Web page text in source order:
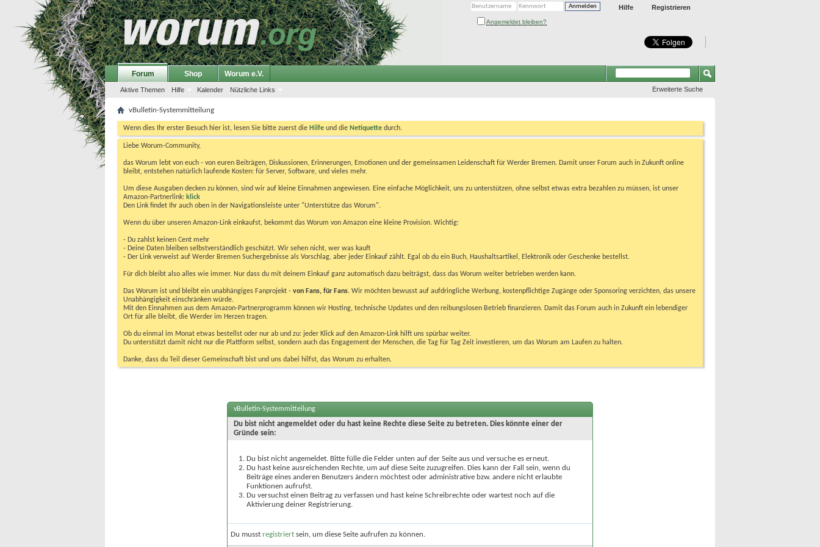
Registrieren
Hilfe
Angemeldet bleiben?
Forum
Aktive Themen Hilfe Kalender Nützliche Links
Shop Worum e.V.
Erweiterte Suche
vBulletin-Systemmitteilung
Wenn dies Ihr erster Besuch hier ist, lesen Sie bitte zuerst die Hilfe und die Netiquette durch.
Liebe Worum-Community,
das Worum lebt von euch - von euren Beiträgen, Diskussionen, Erinnerungen, Emotionen und der gemeinsamen Leidenschaft für Werder Bremen. Damit unser Forum auch in Zukunft online
bleibt, entstehen natürlich laufende Kosten: für Server, Software, und vieles mehr.
Um diese Ausgaben decken zu können, sind wir auf kleine Einnahmen angewiesen. Eine einfache Möglichkeit, uns zu unterstützen, ohne selbst etwas extra bezahlen zu müssen, ist unser
Amazon-Partnerlink: klick
Den Link findet Ihr auch oben in der Navigationsleiste unter "Unterstütze das Worum".
Wenn du über unseren Amazon-Link einkaufst, bekommt das Worum von Amazon eine kleine Provision. Wichtig:
- Du zahlst keinen Cent mehr
- Deine Daten bleiben selbstverständlich geschützt. Wir sehen nicht, wer was kauft
- Der Link verweist auf Werder Bremen Suchergebnisse als Vorschlag, aber jeder Einkauf zählt. Egal ob du ein Buch, Haushaltsartikel, Elektronik oder Geschenke bestellst.
Für dich bleibt also alles wie immer. Nur dass du mit deinem Einkauf ganz automatisch dazu beiträgst, dass das Worum weiter betrieben werden kann.
Das Worum ist und bleibt ein unabhängiges Fanprojekt - von Fans, für Fans. Wir möchten bewusst auf aufdringliche Werbung, kostenpflichtige Zugänge oder Sponsoring verzichten, das unsere
Unabhängigkeit einschränken würde.
Mit den Einnahmen aus dem Amazon-Partnerprogramm können wir Hosting, technische Updates und den reibungslosen Betrieb finanzieren. Damit das Forum auch in Zukunft ein lebendiger
Ort für alle bleibt, die Werder im Herzen tragen.
Ob du einmal im Monat etwas bestellst oder nur ab und zu: jeder Klick auf den Amazon-Link hilft uns spürbar weiter.
Du unterstützt damit nicht nur die Plattform selbst, sondern auch das Engagement der Menschen, die Tag für Tag Zeit investieren, um das Worum am Laufen zu halten.
Danke, dass du Teil dieser Gemeinschaft bist und uns dabei hilfst, das Worum zu erhalten.
vBulletin-Systemmitteilung
Du bist nicht angemeldet oder du hast keine Rechte diese Seite zu betreten. Dies könnte einer der
Gründe sein:
Du bist nicht angemeldet. Bitte fülle die Felder unten auf der Seite aus und versuche es erneut.
Du hast keine ausreichenden Rechte, um auf diese Seite zuzugreifen. Dies kann der Fall sein, wenn du
Beiträge eines anderen Benutzers ändern möchtest oder administrative bzw. andere nicht erlaubte
Funktionen aufrufst.
Du versuchst einen Beitrag zu verfassen und hast keine Schreibrechte oder wartest noch auf die
Aktivierung deiner Registrierung.
Du musst registriert sein, um diese Seite aufrufen zu können.